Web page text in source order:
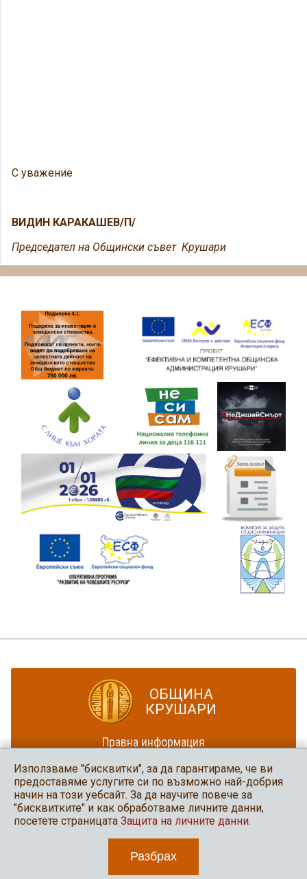
С уважение
ВИДИН КАРАКАШЕВ/П/
Председател на Общински съвет Крушари
ОБЩИНА
КРУШАРИ
Правна информация
Карта на сайта
Община Крушари
в социалните мрежи
Уеб дизайн и програмиране: Нео медия
Използваме "бисквитки", за да гарантираме, че ви
предоставяме услугите си по възможно най-добрия
начин на този уебсайт. За да научите повече за
"бисквитките" и как обработваме личните данни,
посетете страницата Защита на личните данни.
Разбрах